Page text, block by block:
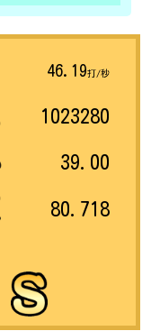
46.19打/秒
1023280
39.00
80.718